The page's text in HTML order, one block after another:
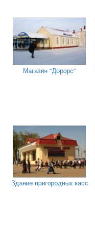
Магазин "Дорорс"
Здание пригородных касс